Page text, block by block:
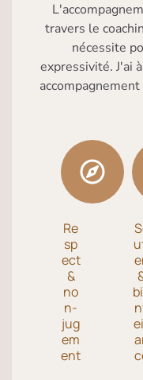
travers le
nécessite
expressivité. J'ai
Re
sp
ect
&
no
n-
jug
em
ent